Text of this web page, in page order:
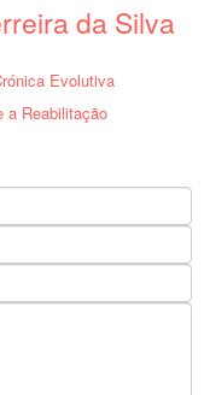
da Silva
Evolutiva
a Reabilitação